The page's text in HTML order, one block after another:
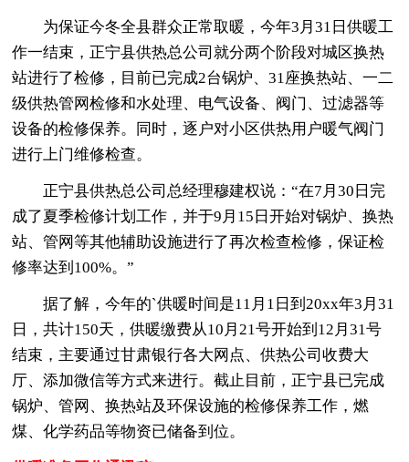
为保证今冬全县群众正常取暖，今年3月31日供暖工
作一结束，正宁县供热总公司就分两个阶段对城区换热
站进行了检修，目前已完成2台锅炉、31座换热站、一二
级供热管网检修和水处理、电气设备、阀门、过滤器等
设备的检修保养。同时，逐户对小区供热用户暖气阀门
进行上门维修检查。
正宁县供热总公司总经理穆建权说：“在7月30日完
成了夏季检修计划工作，并于9月15日开始对锅炉、换热
站、管网等其他辅助设施进行了再次检查检修，保证检
修率达到100%。”
据了解，今年的`供暖时间是11月1日到20xx年3月31
日，共计150天，供暖缴费从10月21号开始到12月31号
结束，主要通过甘肃银行各大网点、供热公司收费大
厅、添加微信等方式来进行。截止目前，正宁县已完成
锅炉、管网、换热站及环保设施的检修保养工作，燃
煤、化学药品等物资已储备到位。